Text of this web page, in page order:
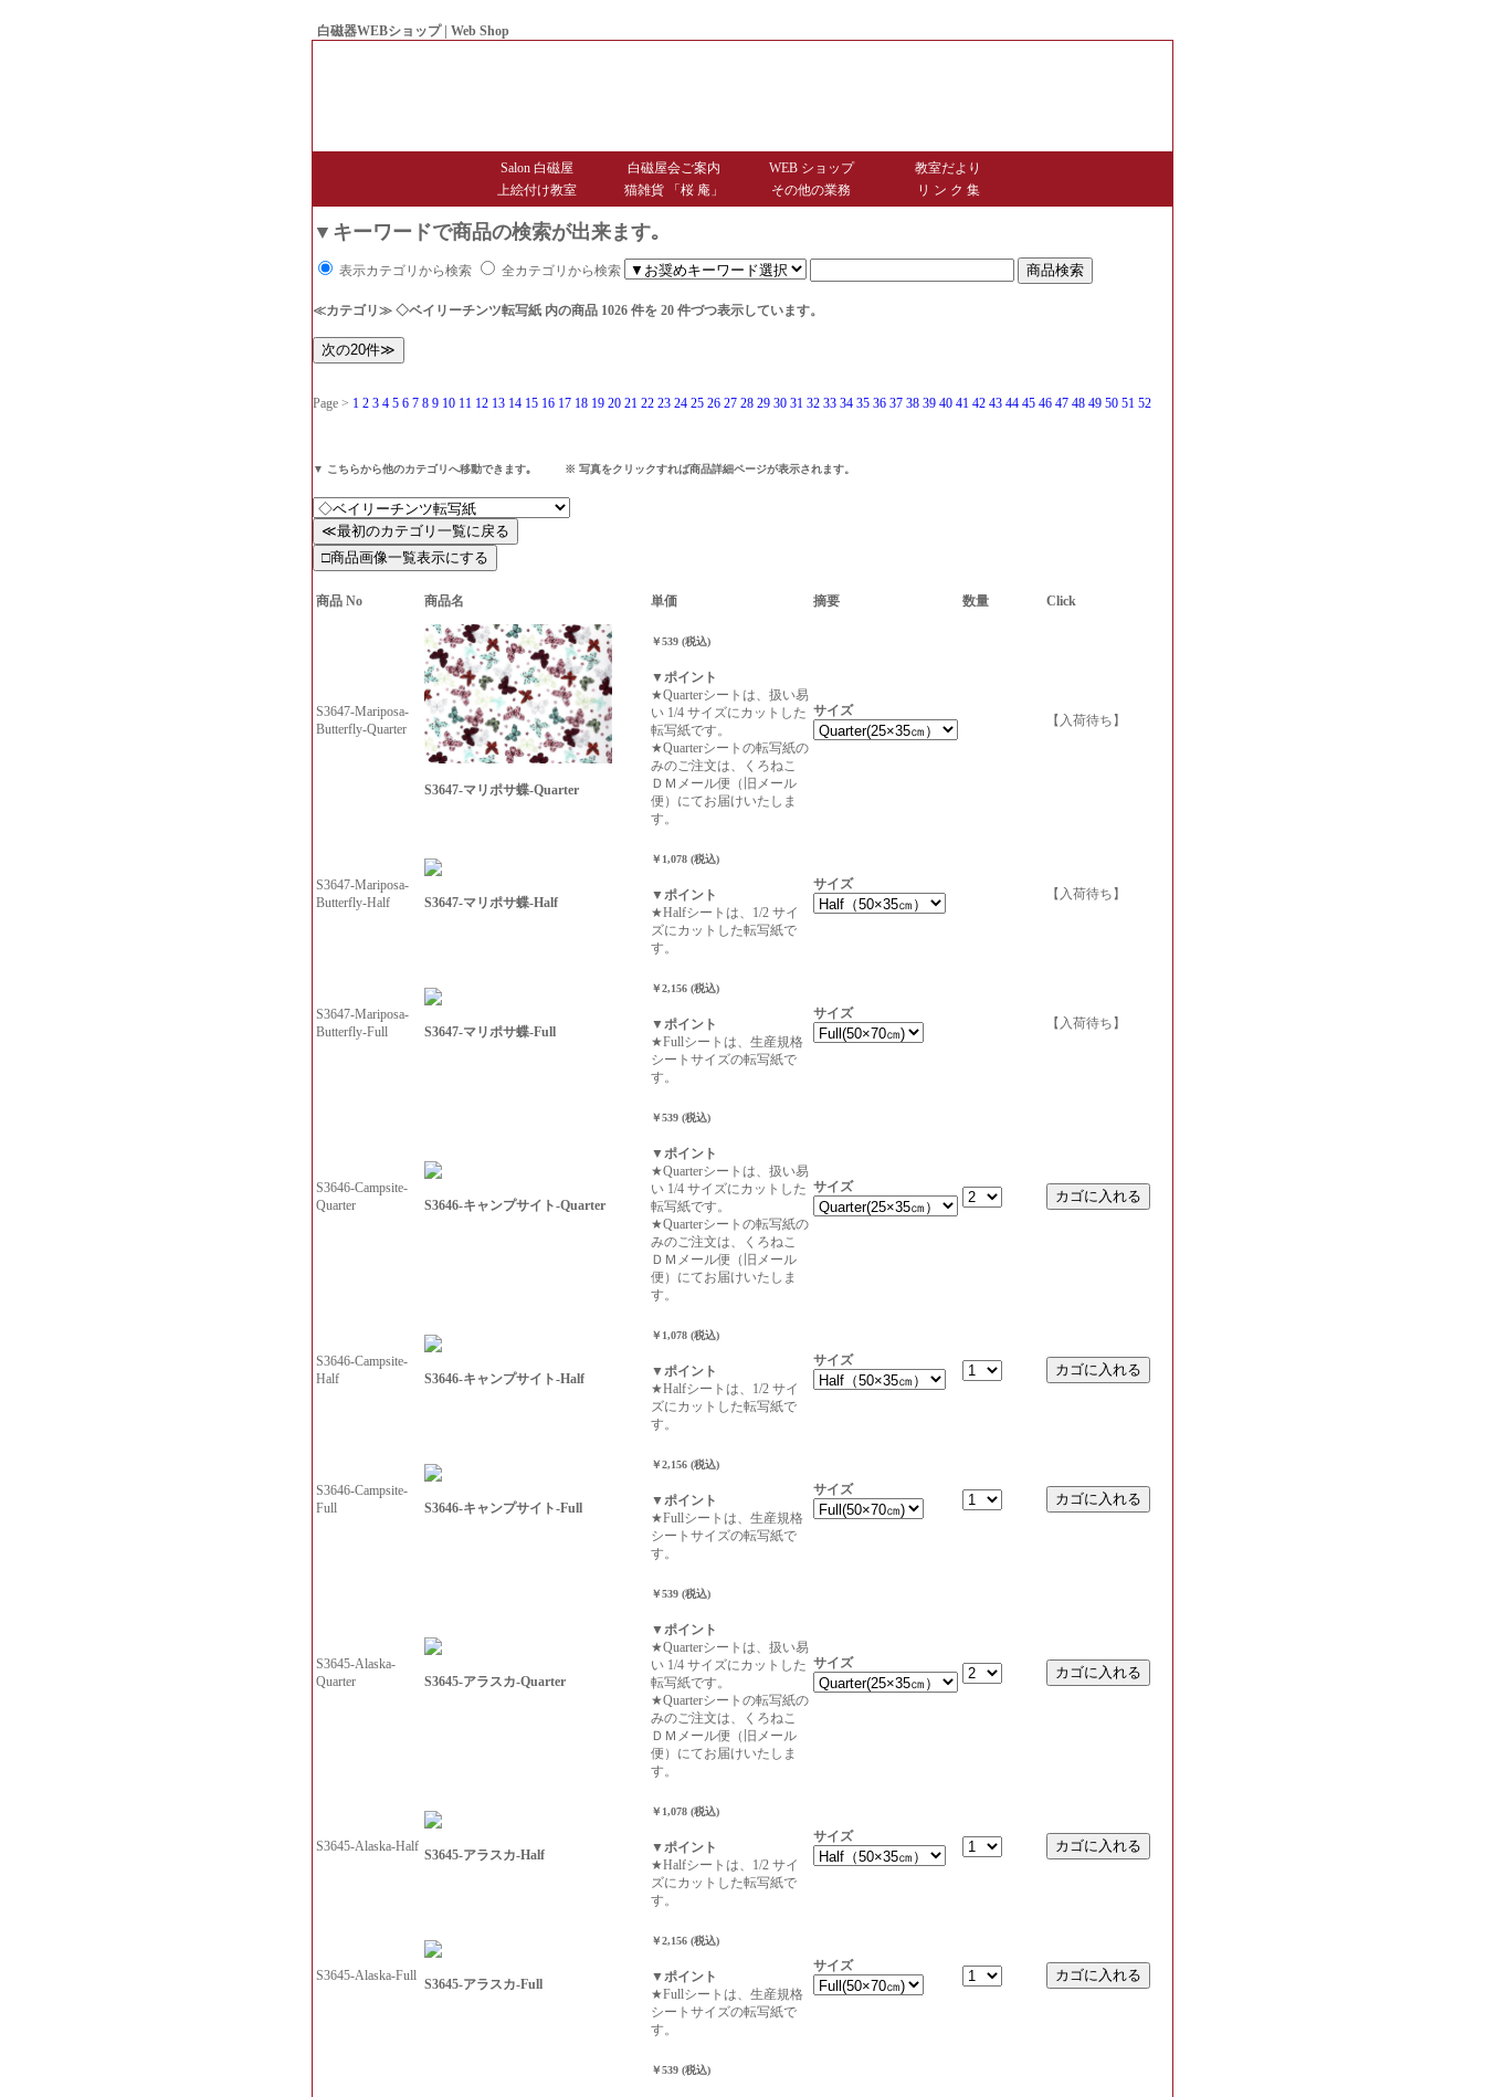
白磁器WEBショップ | Web Shop
Salon 白磁屋 白磁屋会ご案内 WEB ショップ
教室だより
上絵付け教室
猫雑貨 「桜 庵」 その他の業務 リ ン ク 集
▼キーワードで商品の検索が出来ます｡
表示カテゴリから検索 全カテゴリから検索
≪カテゴリ≫ ◇ベイリーチンツ転写紙 内の商品 1026 件を 20 件づつ表示しています。
Page > 1 2 3 4 5 6 7 8 9 10 11 12 13 14 15 16 17 18 19 20 21 22 23 24 25 26 27 28 29 30 31 32 33 34 35 36 37 38 39 40 41 42 43 44 45 46 47 48 49 50 51 52
▼ こちらから他のカテゴリへ移動できます｡ ※ 写真をクリックすれば商品詳細ページが表示されます。
商品 No 商品名 単価 摘要 数量 Click
S3647-Mariposa-
Butterfly-Quarter
S3647-マリポサ蝶-Quarter
￥539 (税込)
▼ポイント
★Quarterシートは、扱い易
い 1/4 サイズにカットした
転写紙です。
★Quarterシートの転写紙の
みのご注文は、くろねこ
ＤＭメール便（旧メール
便）にてお届けいたしま
す。
サイズ
【入荷待ち】
S3647-Mariposa-
Butterfly-Half
S3647-マリポサ蝶-Half
￥1,078 (税込)
▼ポイント
★Halfシートは、1/2 サイ
ズにカットした転写紙で
す。
サイズ
【入荷待ち】
S3647-Mariposa-
Butterfly-Full
S3647-マリポサ蝶-Full
￥2,156 (税込)
▼ポイント
★Fullシートは、生産規格
シートサイズの転写紙で
す。
サイズ
【入荷待ち】
S3646-Campsite-
Quarter
S3646-キャンプサイト-Quarter
￥539 (税込)
▼ポイント
★Quarterシートは、扱い易
い 1/4 サイズにカットした
転写紙です。
★Quarterシートの転写紙の
みのご注文は、くろねこ
ＤＭメール便（旧メール
便）にてお届けいたしま
す。
サイズ
S3646-Campsite-
Half
S3646-キャンプサイト-Half
￥1,078 (税込)
▼ポイント
★Halfシートは、1/2 サイ
ズにカットした転写紙で
す。
サイズ
S3646-Campsite-
Full
S3646-キャンプサイト-Full
￥2,156 (税込)
▼ポイント
★Fullシートは、生産規格
シートサイズの転写紙で
す。
サイズ
S3645-Alaska-
Quarter
S3645-アラスカ-Quarter
￥539 (税込)
▼ポイント
★Quarterシートは、扱い易
い 1/4 サイズにカットした
転写紙です。
★Quarterシートの転写紙の
みのご注文は、くろねこ
ＤＭメール便（旧メール
便）にてお届けいたしま
す。
サイズ
S3645-Alaska-Half
S3645-アラスカ-Half
￥1,078 (税込)
▼ポイント
★Halfシートは、1/2 サイ
ズにカットした転写紙で
す。
サイズ
S3645-Alaska-Full
S3645-アラスカ-Full
￥2,156 (税込)
▼ポイント
★Fullシートは、生産規格
シートサイズの転写紙で
す。
サイズ
￥539 (税込)